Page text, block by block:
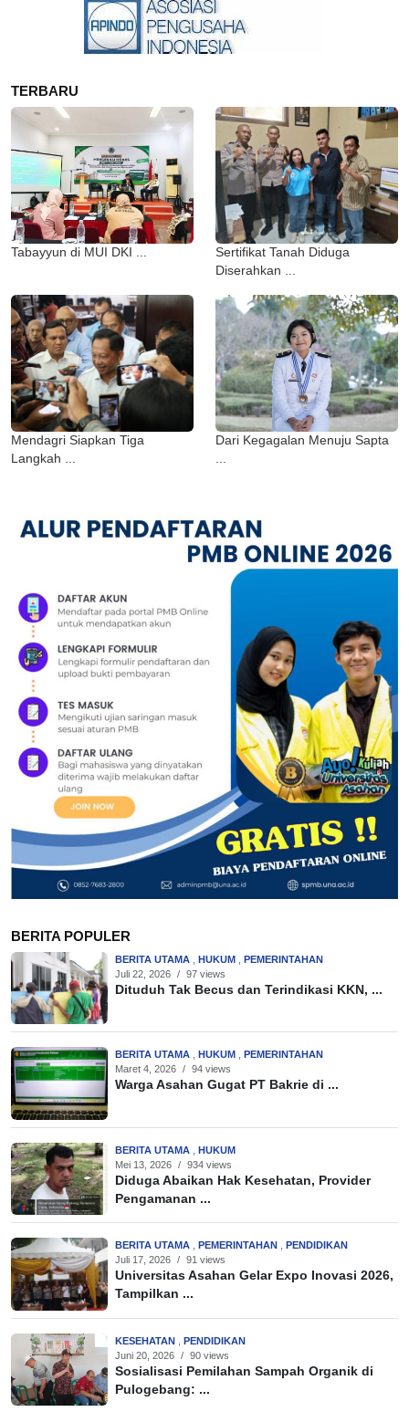
TERBARU
Tabayyun di MUI DKI ...
Sertifikat Tanah Diduga
Diserahkan ...
Mendagri Siapkan Tiga
Langkah ...
Dari Kegagalan Menuju Sapta
BERITA POPULER
BERITA UTAMA HUKUM
PEMERINTAHAN
Juli 22, 2026 / 97 views
Dituduh Tak Becus dan Terindikasi KKN, ...
BERITA UTAMA HUKUM
PEMERINTAHAN
Maret 4, 2026 / 94 views
Warga Asahan Gugat PT Bakrie di ...
BERITA UTAMA
HUKUM
Mei 13, 2026 / 934 views
Diduga Abaikan Hak Kesehatan, Provider
Pengamanan ...
BERITA UTAMA PEMERINTAHAN
PENDIDIKAN
Juli 17, 2026 / 91 views
Universitas Asahan Gelar Expo Inovasi 2026,
Tampilkan ...
KESEHATAN
PENDIDIKAN
Juni 20, 2026 / 90 views
Sosialisasi Pemilahan Sampah Organik di
Pulogebang: ...